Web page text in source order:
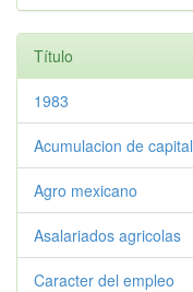
Título
1983
Acumulacion de capital
Agro mexicano
Asalariados agricolas
Caracter del empleo